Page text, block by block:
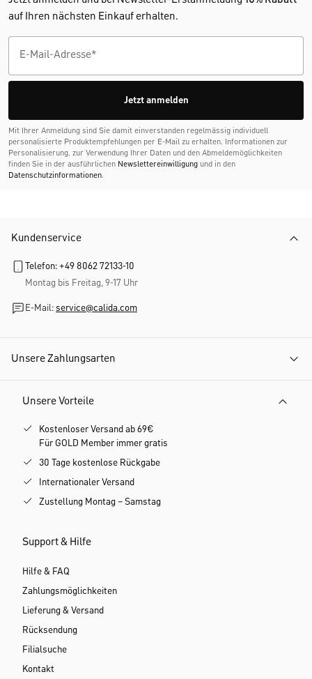
auf Ihren nächsten Einkauf erhalten.
Jetzt anmelden
Mit Ihrer Anmeldung sind Sie damit einverstanden regelmässig individuell
personalisierte Produktempfehlungen per E-Mail zu erhalten. Informationen zur
Personalisierung, zur Verwendung Ihrer Daten und den Abmelde­möglichkeiten
finden Sie in der ausführlichen Newslettereinwilligung und in den
Datenschutzinformationen.
Kundenservice
Telefon: +49 8062 72133-10
Montag bis Freitag, 9-17 Uhr
E-Mail: service@calida.com
Unsere Zahlungsarten
Unsere Vorteile
Kostenloser Versand ab 69€
Für GOLD Member immer gratis
30 Tage kostenlose Rückgabe
Internationaler Versand
Zustellung Montag – Samstag
Support & Hilfe
Hilfe & FAQ
Zahlungsmöglichkeiten
Lieferung & Versand
Rücksendung
Filialsuche
Kontakt